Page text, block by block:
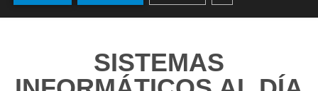
SISTEMAS